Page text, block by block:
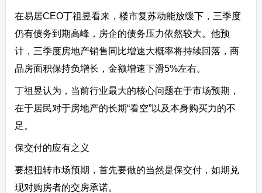
在易居CEO丁祖昱看来，楼市复苏动能放缓下，三季度
仍有债务到期高峰，房企的债务压力依然较大。他预
计，三季度房地产销售同比增速大概率将持续回落，商
品房面积保持负增长，金额增速下滑5%左右。
丁祖昱认为，当前行业最大的核心问题在于市场预期，
在于居民对于房地产的长期“看空”以及本身购买力的不
足。
保交付的应有之义
要想扭转市场预期，首先要做的当然是保交付，如期兑
现对购房者的交房承诺。